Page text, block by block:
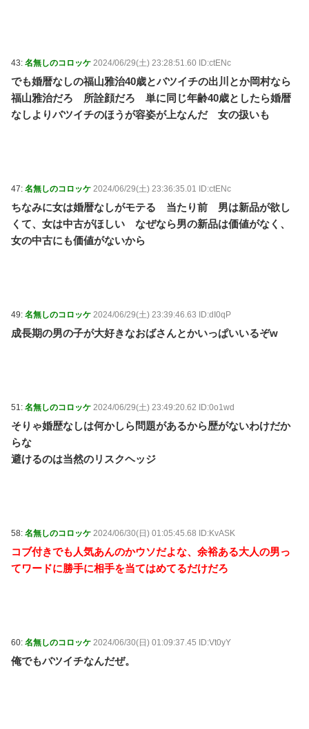
43: 名無しのコロッケ 2024/06/29(土) 23:28:51.60 ID:ctENc
でも婚暦なしの福山雅治40歳とバツイチの出川とか岡村なら
福山雅治だろ 所詮顔だろ 単に同じ年齢40歳としたら婚暦
なしよりバツイチのほうが容姿が上なんだ 女の扱いも
47: 名無しのコロッケ 2024/06/29(土) 23:36:35.01 ID:ctENc
ちなみに女は婚暦なしがモテる 当たり前 男は新品が欲し
くて、女は中古がほしい なぜなら男の新品は価値がなく、
女の中古にも価値がないから
49: 名無しのコロッケ 2024/06/29(土) 23:39:46.63 ID:dI0qP
成長期の男の子が大好きなおばさんとかいっぱいいるぞw
51: 名無しのコロッケ 2024/06/29(土) 23:49:20.62 ID:0o1wd
そりゃ婚歴なしは何かしら問題があるから歴がないわけだか
らな
避けるのは当然のリスクヘッジ
58: 名無しのコロッケ 2024/06/30(日) 01:05:45.68 ID:KvASK
コブ付きでも人気あんのかウソだよな、余裕ある大人の男っ
てワードに勝手に相手を当てはめてるだけだろ
60: 名無しのコロッケ 2024/06/30(日) 01:09:37.45 ID:Vt0yY
俺でもバツイチなんだぜ。